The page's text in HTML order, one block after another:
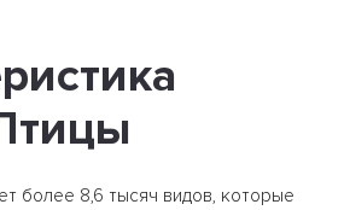
более 8,6 тысяч видов, которые